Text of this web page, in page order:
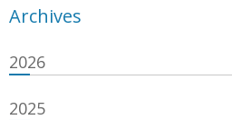
Archives
2026
2025